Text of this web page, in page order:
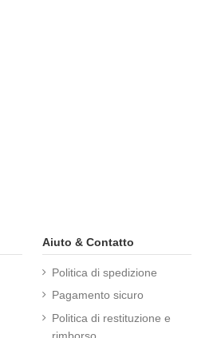
Aiuto & Contatto
Politica di spedizione
Pagamento sicuro
Politica di restituzione e
rimborso